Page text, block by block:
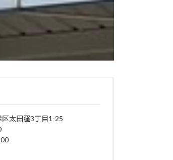
太田窪3丁目1-25